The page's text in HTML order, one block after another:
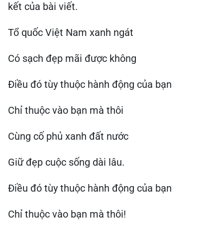
kết của bài viết.
Tổ quốc Việt Nam xanh ngát
Có sạch đẹp mãi được không
Điều đó tùy thuộc hành động của bạn
Chỉ thuộc vào bạn mà thôi
Cùng cố phủ xanh đất nước
Giữ đẹp cuộc sống dài lâu.
Điều đó tùy thuộc hành động của bạn
Chỉ thuộc vào bạn mà thôi!